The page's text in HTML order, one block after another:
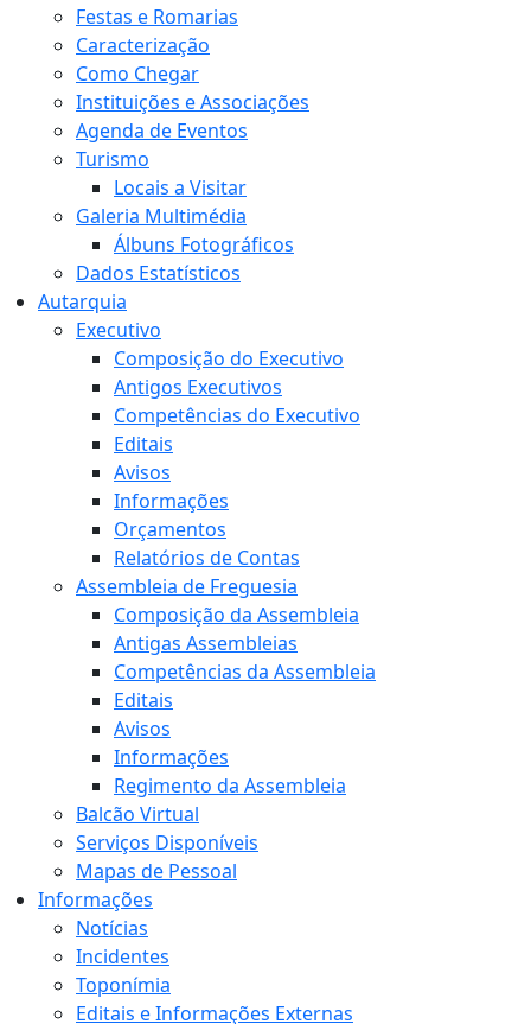
Festas e Romarias
Caracterização
Como Chegar
Instituições e Associações
Agenda de Eventos
Turismo
Locais a Visitar
Galeria Multimédia
Álbuns Fotográficos
Dados Estatísticos
Autarquia
Executivo
Composição do Executivo
Antigos Executivos
Competências do Executivo
Editais
Avisos
Informações
Orçamentos
Relatórios de Contas
Assembleia de Freguesia
Composição da Assembleia
Antigas Assembleias
Competências da Assembleia
Editais
Avisos
Informações
Regimento da Assembleia
Balcão Virtual
Serviços Disponíveis
Mapas de Pessoal
Informações
Notícias
Incidentes
Toponímia
Editais e Informações Externas